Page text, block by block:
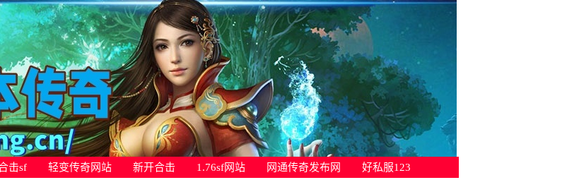
击sf 轻变传奇网站 新开合击 1.76sf网站 网通传奇发布网 好私服123